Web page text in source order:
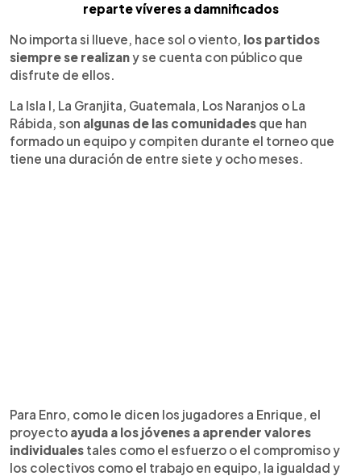
reparte víveres a damnificados
No importa si llueve, hace sol o viento, los partidos
siempre se realizany se cuenta con público que
disfrute de ellos.
La Isla I, La Granjita, Guatemala, Los Naranjos o La
Rábida, son algunas de las comunidades que han
formado un equipo y compiten durante el torneo que
tiene una duración de entre siete y ocho meses.
Para Enro, como le dicen los jugadores a Enrique, el
proyecto ayuda a los jóvenes a aprender valores
individuales tales como el esfuerzo o el compromiso y
los colectivos como el trabajo en equipo, la igualdad y